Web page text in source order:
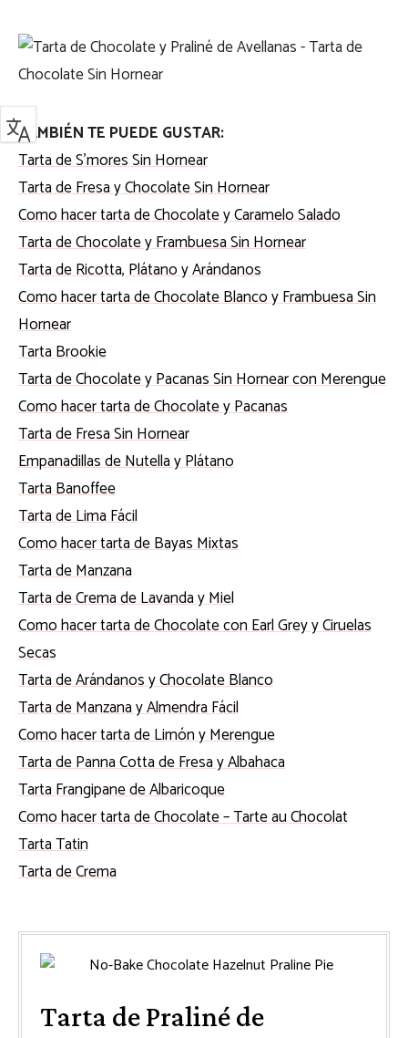
TAMBIÉN TE PUEDE GUSTAR:
Tarta de S’mores Sin Hornear
Tarta de Fresa y Chocolate Sin Hornear
Como hacer tarta de Chocolate y Caramelo Salado
Tarta de Chocolate y Frambuesa Sin Hornear
Tarta de Ricotta, Plátano y Arándanos
Como hacer tarta de Chocolate Blanco y Frambuesa Sin
Hornear
Tarta Brookie
Tarta de Chocolate y Pacanas Sin Hornear con Merengue
Como hacer tarta de Chocolate y Pacanas
Tarta de Fresa Sin Hornear
Empanadillas de Nutella y Plátano
Tarta Banoffee
Tarta de Lima Fácil
Como hacer tarta de Bayas Mixtas
Tarta de Manzana
Tarta de Crema de Lavanda y Miel
Como hacer tarta de Chocolate con Earl Grey y Ciruelas
Secas
Tarta de Arándanos y Chocolate Blanco
Tarta de Manzana y Almendra Fácil
Como hacer tarta de Limón y Merengue
Tarta de Panna Cotta de Fresa y Albahaca
Tarta Frangipane de Albaricoque
Como hacer tarta de Chocolate – Tarte au Chocolat
Tarta Tatin
Tarta de Crema
Tarta de Praliné de